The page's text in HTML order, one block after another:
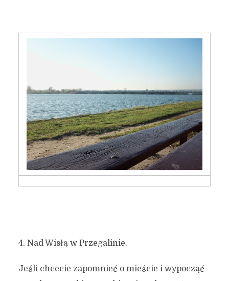
4. Nad Wisłą w Przegalinie.
Jeśli chcecie zapomnieć o mieście i wypocząć